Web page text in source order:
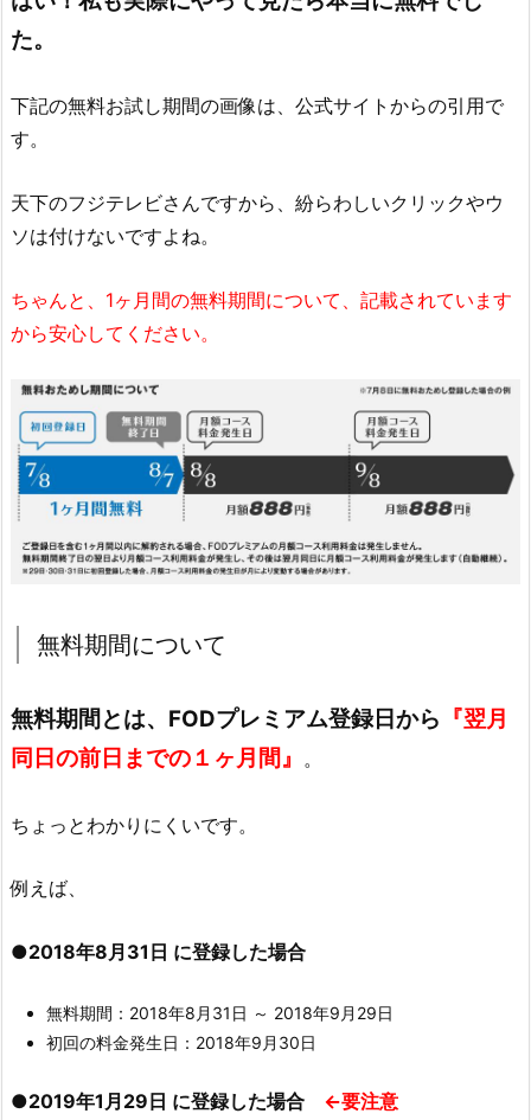
た。
下記の無料お試し期間の画像は、公式サイトからの引用で
す。
天下のフジテレビさんですから、紛らわしいクリックやウ
ソは付けないですよね。
ちゃんと、1ヶ月間の無料期間について、記載されています
から安心してください。
無料期間について
無料期間とは、FODプレミアム登録日から 『翌月
同日の前日までの１ヶ月間』 。
ちょっとわかりにくいです。
例えば、
●2018年8月31日 に登録した場合
無料期間：2018年8月31日 ～ 2018年9月29日
初回の料金発生日：2018年9月30日
●2019年1月29日 に登録した場合 ←要注意